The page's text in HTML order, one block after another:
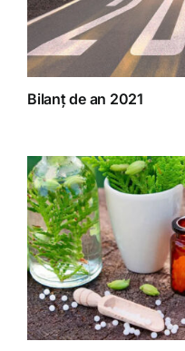
Bilanț de an 2021